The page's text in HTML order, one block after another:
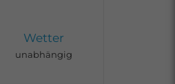
Wetter
unabhängig